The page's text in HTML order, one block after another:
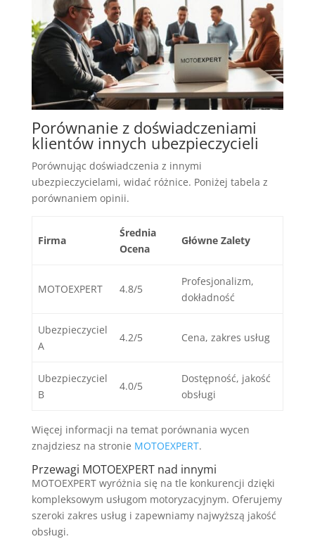
Porównanie z doświadczeniami
klientów innych ubezpieczycieli
Porównując doświadczenia z innymi
ubezpieczycielami, widać różnice. Poniżej tabela z
porównaniem opinii.
Firma
Średnia
Ocena
Główne Zalety
MOTOEXPERT 4.8/5
Profesjonalizm,
dokładność
Ubezpieczyciel
A
4.2/5 Cena, zakres usług
Ubezpieczyciel
B
4.0/5
Dostępność, jakość
obsługi
Więcej informacji na temat porównania wycen
znajdziesz na stronie MOTOEXPERT.
Przewagi MOTOEXPERT nad innymi
MOTOEXPERT wyróżnia się na tle konkurencji dzięki
kompleksowym usługom motoryzacyjnym. Oferujemy
szeroki zakres usług i zapewniamy najwyższą jakość
obsługi.